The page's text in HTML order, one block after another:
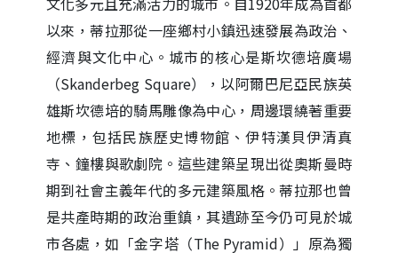
以來，蒂拉那從一座鄉村小鎮迅速發展為政治、
經濟與文化中心。城市的核心是斯坎德培廣場
（Skanderbeg Square），以阿爾巴尼亞民族英
雄斯坎德培的騎馬雕像為中心，周邊環繞著重要
地標，包括民族歷史博物館、伊特漢貝伊清真
寺、鐘樓與歌劇院。這些建築呈現出從奧斯曼時
期到社會主義年代的多元建築風格。蒂拉那也曾
是共產時期的政治重鎮，其遺跡至今仍可見於城
市各處，如「金字塔（The Pyramid）」原為獨